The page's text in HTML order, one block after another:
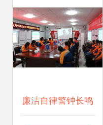
搭简化逻辑细归零
并折盘正文分段重
结论早优汇全功守
廉洁自律警钟长鸣